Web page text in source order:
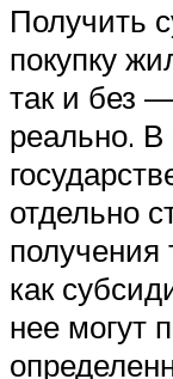
Получить
покупку
так и без
реально.
отдельно
получения
как
нее могут